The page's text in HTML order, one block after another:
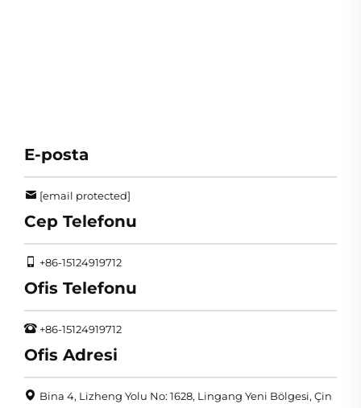
E-posta
[email protected]
Cep Telefonu
+86-15124919712
Ofis Telefonu
+86-15124919712
Ofis Adresi
Bina 4, Lizheng Yolu No: 1628, Lingang Yeni Bölgesi, Çin